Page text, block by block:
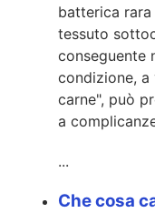
batterica
tessuto
conseguente
condizione,
carne", può
a
...
Che cosa